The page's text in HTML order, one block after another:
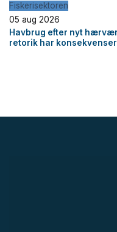
Fiskerisektoren
05 aug 2026
Havbrug efter nyt
retorik har konsekvenser